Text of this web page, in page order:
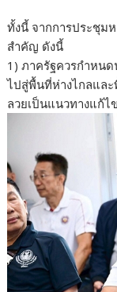
ทั้งนี้ จากการประชุม
สำคัญ ดังนี้
1) ภาครัฐควรกำหน
ไปสู่พื้นที่ห่างไกลและ
ลวยเป็นแนวทางแก้